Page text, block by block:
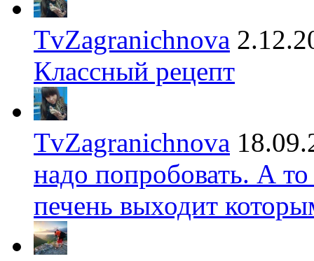
TvZagranichnova
Классный рецепт
TvZagranichnova
надо попробовать. А
печень выходит